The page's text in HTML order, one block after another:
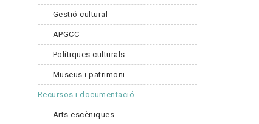
Gestió cultural
APGCC
Polítiques culturals
Museus i patrimoni
Recursos i documentació
Arts escèniques